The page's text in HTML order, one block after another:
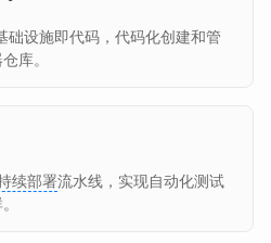
设施即代码，代码化创建和管
库。
续部署流水线，实现自动化测试